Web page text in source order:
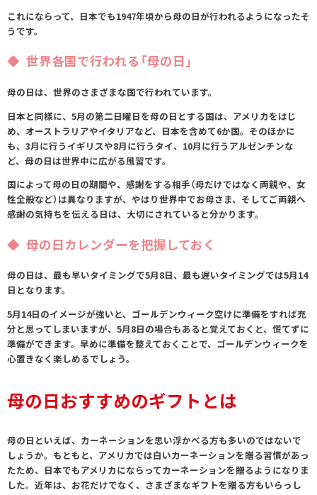
これにならって、日本でも1947年頃から母の日が行われるようになったそ
うです。
世界各国で行われる「母の日」
母の日は、世界のさまざまな国で行われています。
日本と同様に、5月の第二日曜日を母の日とする国は、アメリカをはじ
め、オーストラリアやイタリアなど、日本を含めて6か国。そのほかに
も、3月に行うイギリスや8月に行うタイ、10月に行うアルゼンチンな
ど、母の日は世界中に広がる風習です。
国によって母の日の期間や、感謝をする相手（母だけではなく両親や、女
性全般など）は異なりますが、やはり世界中でお母さま、そしてご両親へ
感謝の気持ちを伝える日は、大切にされていると分かります。
母の日カレンダーを把握しておく
母の日は、最も早いタイミングで5月8日、最も遅いタイミングでは5月14
日となります。
5月14日のイメージが強いと、ゴールデンウィーク空けに準備をすれば充
分と思ってしまいますが、5月8日の場合もあると覚えておくと、慌てずに
準備ができます。早めに準備を整えておくことで、ゴールデンウィークを
心置きなく楽しめるでしょう。
母の日おすすめのギフトとは
母の日といえば、カーネーションを思い浮かべる方も多いのではないで
しょうか。もともと、アメリカでは白いカーネーションを贈る習慣があっ
たため、日本でもアメリカにならってカーネーションを贈るようになりま
した。近年は、お花だけでなく、さまざまなギフトを贈る方もいらっし